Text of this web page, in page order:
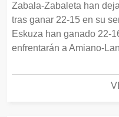
Zabala-Zabaleta han
tras ganar 22-15 en su
Eskuza han ganado 22-
enfrentarán a Amiano-